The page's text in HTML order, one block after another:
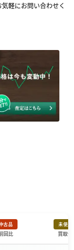
軽にお問い合わせく
古品
回比
未使用
買取価